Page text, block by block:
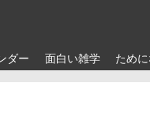
ダー 面白い雑学 ため